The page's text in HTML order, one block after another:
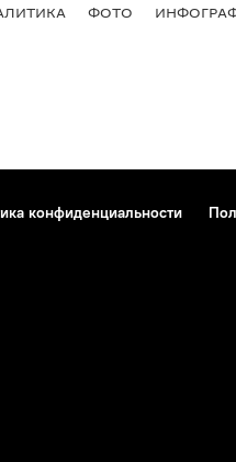
ФОТО
конфиденциальности